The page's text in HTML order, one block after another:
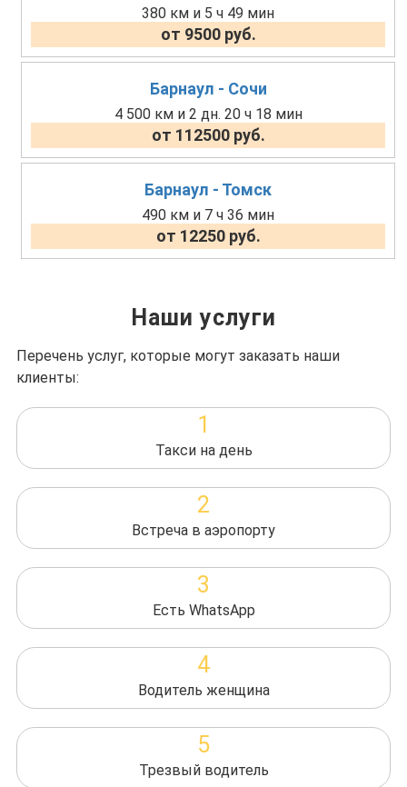
380 км и 5 ч 49 мин
от 9500 руб.
Барнаул - Сочи
4 500 км и 2 дн. 20 ч 18 мин
от 112500 руб.
Барнаул - Томск
490 км и 7 ч 36 мин
от 12250 руб.
Наши услуги
Перечень услуг, которые могут заказать наши
клиенты:
1
Такси на день
2
Встреча в аэропорту
3
Есть WhatsApp
4
Водитель женщина
5
Трезвый водитель